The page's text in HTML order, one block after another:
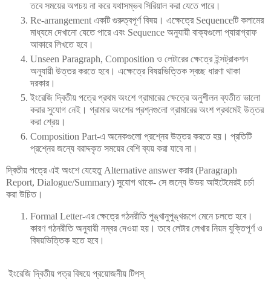
তবে সময়ের অপচয় না করে যথাসম্ভব সিরিয়াল করা যেতে পারে।
Re-arrangement একটি গুরুত্বপূর্ণ বিষয়। এক্ষেত্রে Sequenceটি কলামের
মাধ্যমে দেখানো যেতে পারে এবং Sequence অনুযায়ী বাক্যগুলো প্যারাগ্রাফ
আকারে লিখতে হবে।
Unseen Paragraph, Composition ও লেটারের ক্ষেত্রে ইন্সট্রাকশন
অনুযায়ী উত্তর করতে হবে। এক্ষেত্রে বিষয়ভিত্তিক স্বচ্ছ ধারণা থাকা
দরকার।
ইংরেজি দ্বিতীয় পত্রে প্রথম অংশে গ্রামারের ক্ষেত্রে অনুশীলন ব্যতীত ভালো
করার সুযোগ নেই। গ্রামার অংশের প্রশ্নগুলো গ্রামারের অংশ প্রথমেই উত্তর
করা শ্রেয়।
Composition Part-এ অনেকগুলো প্রশ্নের উত্তর করতে হয়। প্রতিটি
প্রশ্নের জন্যে বরাদ্দকৃত সময়ের বেশি ব্যয় করা যাবে না।
দ্বিতীয় পত্রে এই অংশে যেহেতু Alternative answer করার (Paragraph
Report, Dialogue/Summary) সুযোগ থাকে- সে জন্যে উভয় আইটেমেরই চর্চা
করা উচিত।
Formal Letter-এর ক্ষেত্রে গঠনরীতি পুঙ্খানুপুঙ্খরূপে মেনে চলতে হবে।
কারণ গঠনরীতি অনুযায়ী নম্বর দেওয়া হয়। তবে লেটার লেখার নিয়ম যুক্তিপূর্ণ ও
বিষয়ভিত্তিক হতে হবে।
ইংরেজি দ্বিতীয় পত্র বিষয়ে প্রয়োজনীয় টিপস্‌